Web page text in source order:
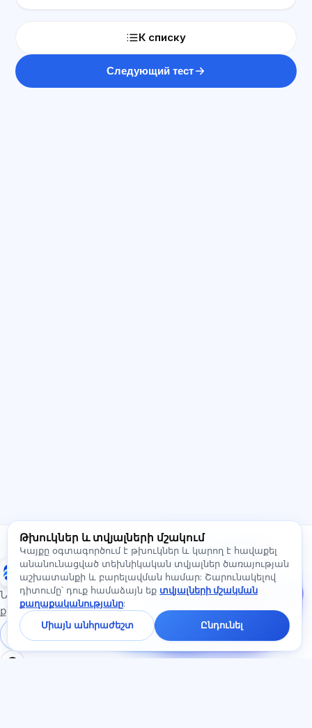
К списку
Следующий тест
Exalify
Նախապատրաստում միջազգային լեզվի
քննություններին
Մուտք գործել
Գրանցում
Գրեք մեզ։
Հարցրեք
սակագների,
քննությունների կամ
սկսելու մասին —
կպատասխանենք
մեկ րոպեի
ընթացքում։
Հարցրեք Exalify-ի մասին…
Թխուկներ և տվյալների մշակում
Կայքը օգտագործում է թխուկներ և կարող է հավաքել
անանունացված տեխնիկական տվյալներ ծառայության
աշխատանքի և բարելավման համար: Շարունակելով
դիտումը՝ դուք համաձայն եք տվյալների մշակման
քաղաքականությանը:
Միայն անհրաժեշտ Ընդունել